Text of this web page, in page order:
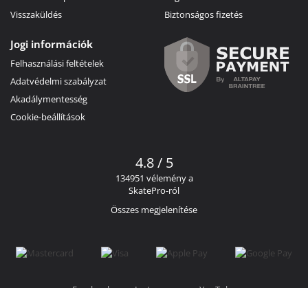
Visszaküldés
Biztonságos fizetés
Jogi információk
Felhasználási feltételek
Adatvédelmi szabályzat
Akadálymentesség
Cookie-beállítások
4.8 / 5
134951 vélemény a
SkatePro-ról
Összes megjelenítése